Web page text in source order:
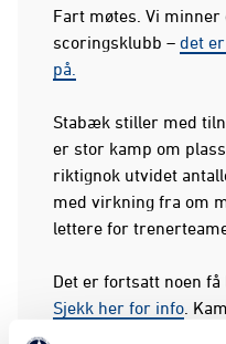
Fart møtes. Vi
scoringsklubb – det
på.
Stabæk stiller med
er stor kamp om
riktignok utvidet
med virkning fra om
lettere for
Det er fortsatt noen
Sjekk her for info .